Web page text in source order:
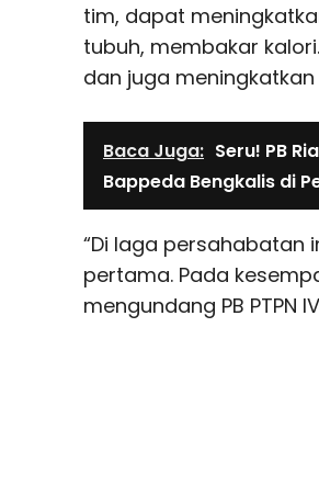
tim, dapat
tubuh, membakar
dan juga
Baca Juga: Seru! PB
Bappeda Bengkalis di
“Di laga persahabatan
pertama. Pada
mengundang PB PTPN